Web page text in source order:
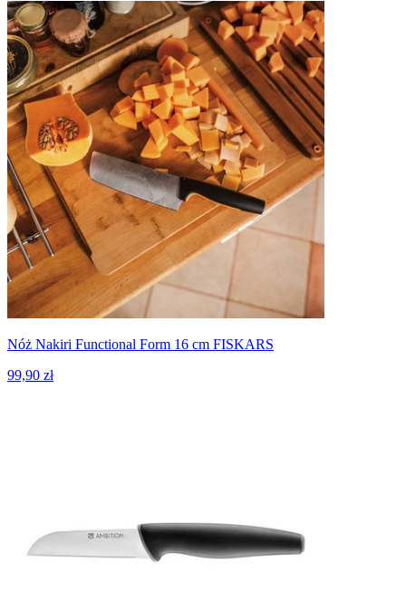
Nóż Nakiri Functional Form 16 cm FISKARS
99,90 zł